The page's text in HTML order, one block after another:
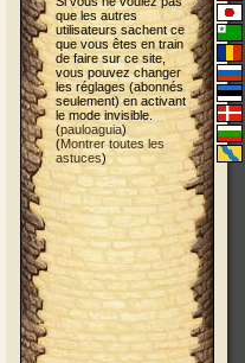
que les autres
utilisateurs sachent ce
que vous êtes en train
de faire sur ce site,
vous pouvez changer
les réglages (abonnés
seulement) en activant
le mode invisible.
(pauloaguia)
(Montrer toutes les
astuces)